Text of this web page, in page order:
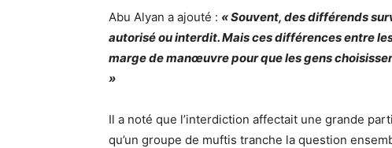
Abu Alyan a ajouté : « Souvent, des différends
autorisé ou interdit. Mais ces différences entre
marge de manœuvre pour que les gens
»
Il a noté que l’interdiction affectait une grande
qu’un groupe de muftis tranche la question